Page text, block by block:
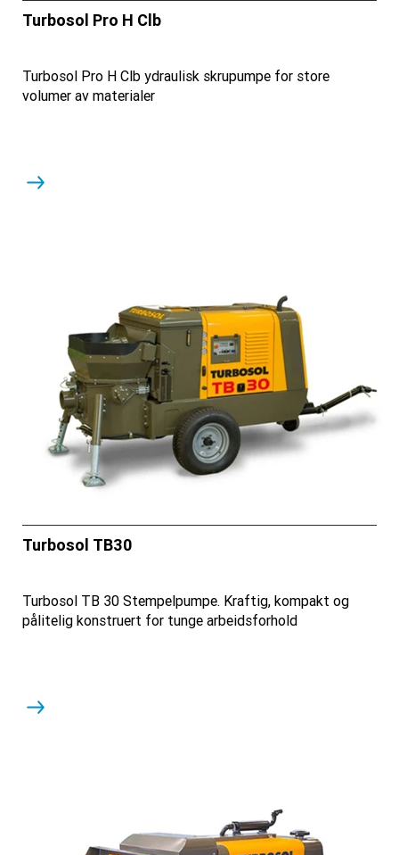
Turbosol Pro H Clb
Turbosol Pro H Clb ydraulisk skrupumpe for store
volumer av materialer
Turbosol TB30
Turbosol TB 30 Stempelpumpe. Kraftig, kompakt og
pålitelig konstruert for tunge arbeidsforhold